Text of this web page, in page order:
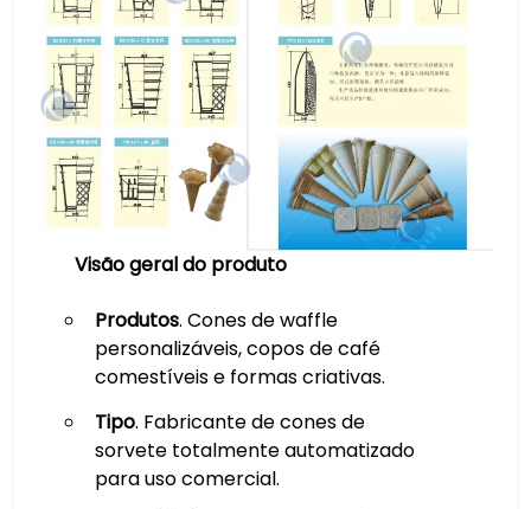
Visão geral do produto
Produtos. Cones de waffle
personalizáveis, copos de café
comestíveis e formas criativas.
Tipo. Fabricante de cones de
sorvete totalmente automatizado
para uso comercial.